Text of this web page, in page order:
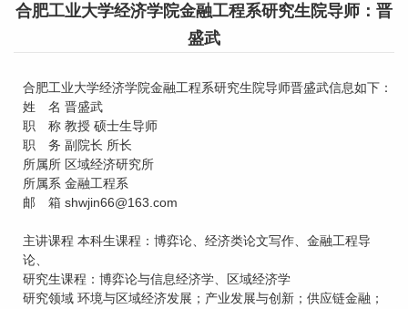
合肥工业大学经济学院金融工程系研究生院导师：晋
盛武
合肥工业大学经济学院金融工程系研究生院导师晋盛武信息如下：
姓 名 晋盛武
职 称 教授 硕士生导师
职 务 副院长 所长
所属所 区域经济研究所
所属系 金融工程系
邮 箱 shwjin66@163.com
主讲课程 本科生课程：博弈论、经济类论文写作、金融工程导
论、
研究生课程：博弈论与信息经济学、区域经济学
研究领域 环境与区域经济发展；产业发展与创新；供应链金融；